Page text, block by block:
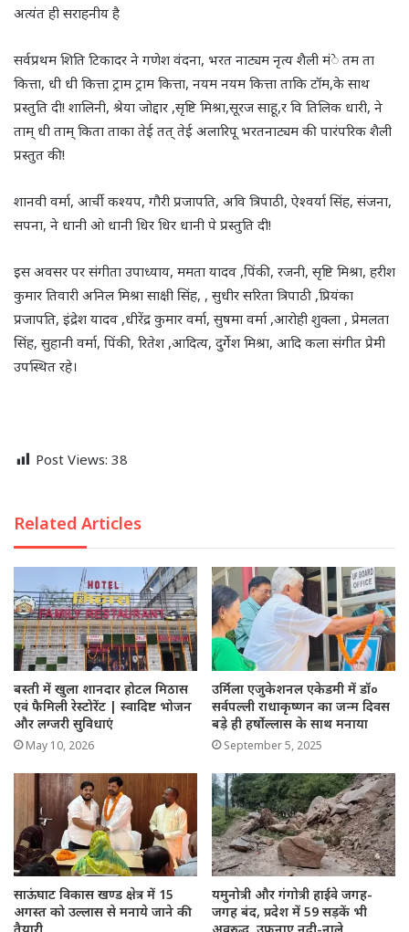
अत्यंत ही सराहनीय है
सर्वप्रथम शिति टिकादर ने गणेश वंदना, भरत नाट्यम नृत्य शैली मंे तम ता
कित्ता, धी धी कित्ता ट्राम ट्राम कित्ता, नयम नयम कित्ता ताकि टॉम,के साथ
प्रस्तुति दी! शालिनी, श्रेया जोद्दार ,सृष्टि मिश्रा,सूरज साहू,र वि तिलिक धारी, ने
ताम् धी ताम् किता ताका तेई तत् तेई अलारिपू भरतनाट्यम की पारंपरिक शैली
प्रस्तुत की!
शानवी वर्मा, आर्ची कश्यप, गौरी प्रजापति, अवि त्रिपाठी, ऐश्वर्या सिंह, संजना,
सपना, ने धानी ओ धानी धिर धिर धानी पे प्रस्तुति दी!
इस अवसर पर संगीता उपाध्याय, ममता यादव ,पिंकी, रजनी, सृष्टि मिश्रा, हरीश
कुमार तिवारी अनिल मिश्रा साक्षी सिंह, , सुधीर सरिता त्रिपाठी ,प्रियंका
प्रजापति, इंद्रेश यादव ,धीरेंद्र कुमार वर्मा, सुषमा वर्मा ,आरोही शुक्ला , प्रेमलता
सिंह, सुहानी वर्मा, पिंकी, रितेश ,आदित्य, दुर्गेश मिश्रा, आदि कला संगीत प्रेमी
उपस्थित रहे।
Post Views: 38
Related Articles
बस्ती में खुला शानदार होटल मिठास
एवं फैमिली रेस्टोरेंट | स्वादिष्ट भोजन
और लग्जरी सुविधाएं
May 10, 2026
उर्मिला एजुकेशनल एकेडमी में डॉ०
सर्वपल्ली राधाकृष्णन का जन्म दिवस
बड़े ही हर्षोल्लास के साथ मनाया
September 5, 2025
साऊंघाट विकास खण्ड क्षेत्र में 15
अगस्त को उल्लास से मनाये जाने की
यमुनोत्री और गंगोत्री हाईवे जगह-
जगह बंद, प्रदेश में 59 सड़कें भी